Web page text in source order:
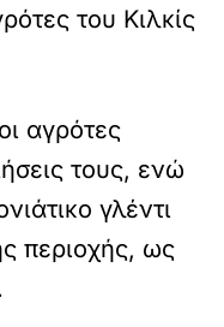
του Κιλκίς
αγρότες
τους, ενώ
γλέντι
περιοχής, ως